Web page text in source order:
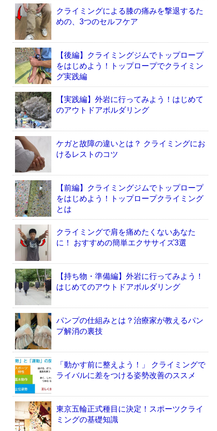
クライミングによる膝の痛みを撃退するた
めの、3つのセルフケア
【後編】クライミングジムでトップロープ
をはじめよう！トップロープでクライミン
グ実践編
【実践編】外岩に行ってみよう！はじめて
のアウトドアボルダリング
ケガと故障の違いとは？ クライミングにお
けるレストのコツ
【前編】クライミングジムでトップロープ
をはじめよう！トップロープクライミング
とは
クライミングで肩を痛めたくないあなた
に！ おすすめの簡単エクササイズ3選
【持ち物・準備編】外岩に行ってみよう！
はじめてのアウトドアボルダリング
パンプの仕組みとは？治療家が教えるパン
プ解消の裏技
「動かす前に整えよう！」 クライミングで
ライバルに差をつける姿勢改善のススメ
東京五輪正式種目に決定！スポーツクライ
ミングの基礎知識